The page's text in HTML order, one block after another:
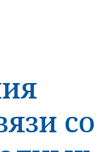
со